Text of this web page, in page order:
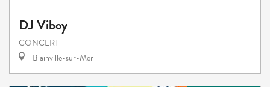
DJ Viboy
CONCERT
Blainville-sur-Mer